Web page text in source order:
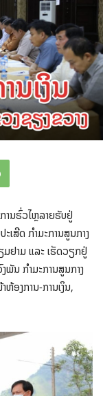
ານຮົ່ວໄຫຼລາຍຮັບຢູ່
ເສີດ ກຳມະການສູນກາງ
ຢາມ ແລະ ເຮັດວຽກຢູ່
ພັນ ກຳມະການສູນກາງ
ອງການ-ການເງິນ,